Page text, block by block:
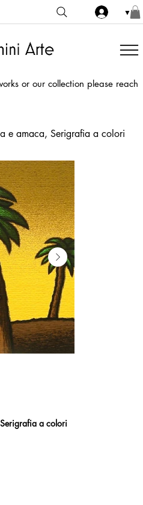
▼
or our collection please reach
e amaca, Serigrafia a colori
a colori